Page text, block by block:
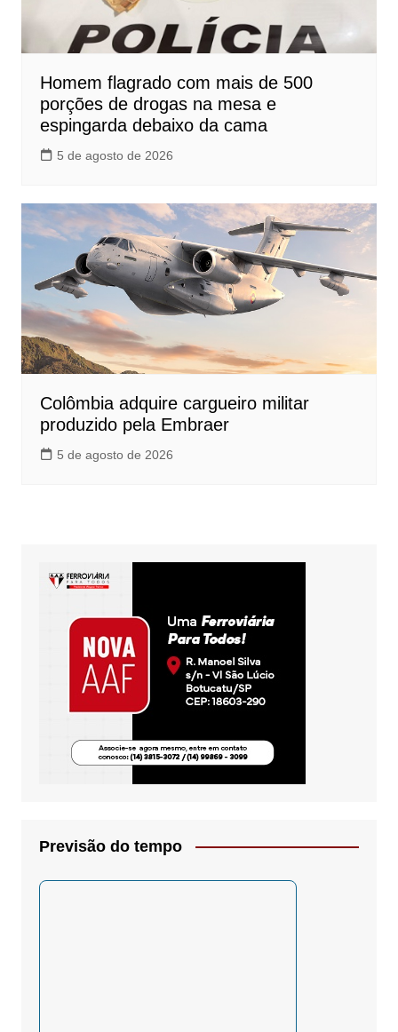
Homem flagrado com mais de 500
porções de drogas na mesa e
espingarda debaixo da cama
5 de agosto de 2026
Colômbia adquire cargueiro militar
produzido pela Embraer
5 de agosto de 2026
Previsão do tempo